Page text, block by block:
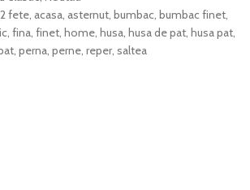
2 fete acasa asternut bumbac bumbac finet
fina finet home husa husa de pat husa pat
perna perne reper, saltea